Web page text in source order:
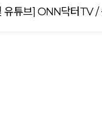
유튜브] ONN닥터TV /